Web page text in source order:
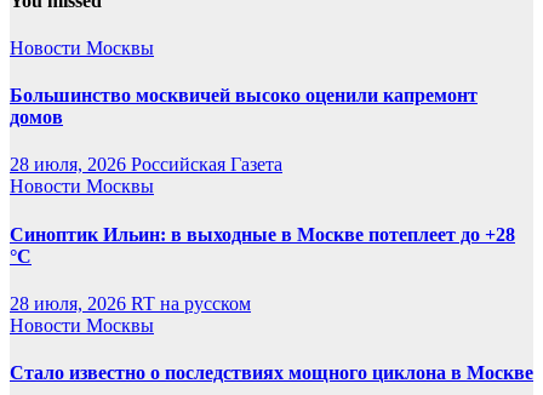
Новости Москвы
Большинство москвичей высоко оценили капремонт
домов
28 июля, 2026 Российская Газета
Новости Москвы
Синоптик Ильин: в выходные в Москве потеплеет до +28
°C
28 июля, 2026 RT на русском
Новости Москвы
Стало известно о последствиях мощного циклона в Москве